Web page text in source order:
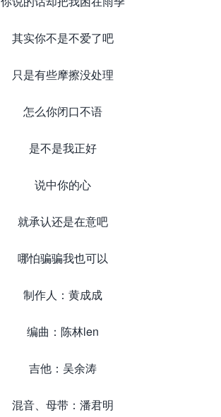
其实你不是不爱了吧
只是有些摩擦没处理
怎么你闭口不语
是不是我正好
说中你的心
就承认还是在意吧
哪怕骗骗我也可以
制作人：黄成成
编曲：陈林len
吉他：吴余涛
混音、母带：潘君明